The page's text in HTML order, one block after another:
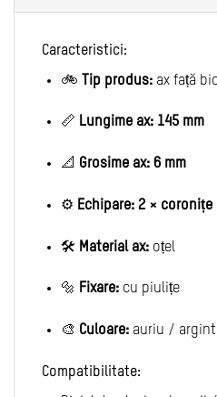
Caracteristici:
🚲 Tip produs:ax față
📏 Lungime ax: 145 mm
📐 Grosime ax: 6 mm
⚙️ Echipare: 2 × coro­nițe
🛠 Material ax:oțel
🔩 Fixare:cu piulițe
🎨 Culoare:auriu /
Compatibilitate: